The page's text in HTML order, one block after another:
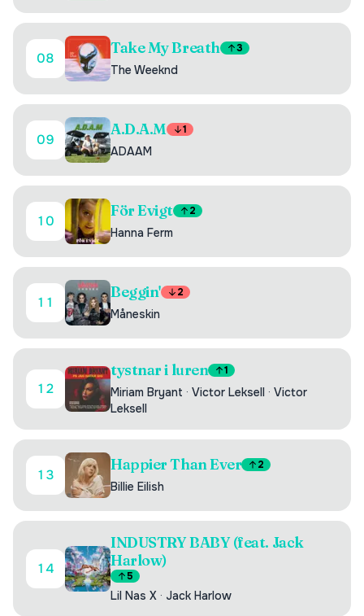
08
Take My Breath 3
The Weeknd
09
A.D.A.M 1
ADAAM
10
För Evigt 2
Hanna Ferm
11
Beggin' 2
Måneskin
12
tystnar i luren 1
Miriam Bryant · Victor Leksell · Victor
Leksell
13
Happier Than Ever 2
Billie Eilish
14
INDUSTRY BABY (feat. Jack
Harlow)
5
Lil Nas X · Jack Harlow